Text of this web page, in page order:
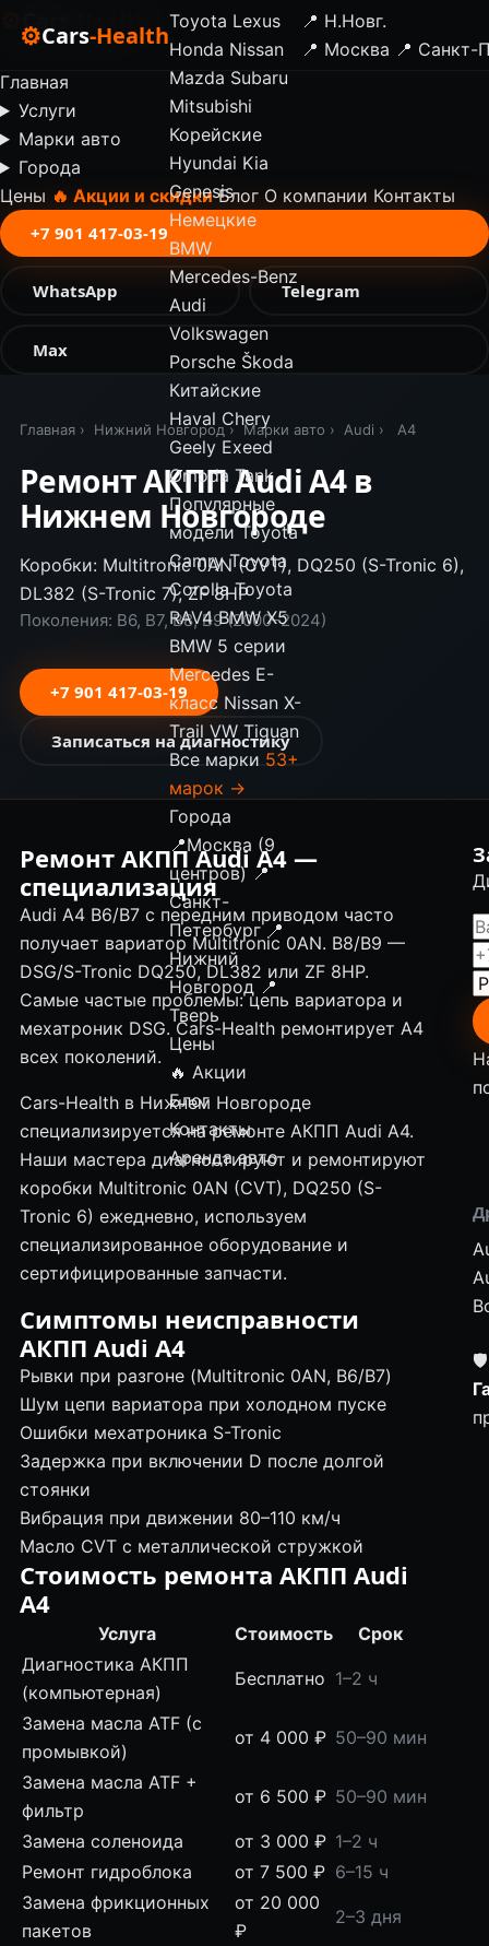
⚙Cars-HealthToyota Lexus
Honda Nissan
Mazda Subaru
Mitsubishi
Корейские
Hyundai Kia
Genesis
Немецкие
BMW
Mercedes-Benz
Audi
Volkswagen
Porsche Škoda
Китайские
Haval Chery
Geely Exeed
Omoda Tank
Популярные
модели Toyota
Camry Toyota
Corolla Toyota
RAV4 BMW X5
BMW 5 серии
Mercedes E-
класс Nissan X-
Trail VW Tiguan
Все марки 53+
марок →
Города
📍Москва (9
центров) 📍
Санкт-
Петербург 📍
Нижний
Новгород 📍
Тверь
Цены
🔥 Акции
Блог
Контакты
Аренда авто
📍 Н.Новг.
📍 Москва 📍 Санкт-
Cars -Health
Главная
Услуги
Марки авто
Города
Цены 🔥 Акции и скидки Блог О компании Контакты
+7 901 417-03-19
WhatsApp Telegram
Max
Главная › Нижний Новгород › Марки авто › Audi › A4
Ремонт АКПП Audi A4 в
Нижнем Новгороде
Коробки: Multitronic 0AN (CVT), DQ250 (S-Tronic 6),
DL382 (S-Tronic 7), ZF 8HP
Поколения: B6, B7, B8, B9 (2000–2024)
+7 901 417-03-19
Записаться на диагностику
Ремонт АКПП Audi A4 —
специализация
Audi A4 B6/B7 с передним приводом часто
получает вариатор Multitronic 0AN. B8/B9 —
DSG/S-Tronic DQ250, DL382 или ZF 8HP.
Самые частые проблемы: цепь вариатора и
мехатроник DSG. Cars-Health ремонтирует A4
всех поколений.
Cars-Health в Нижнем Новгороде
специализируется на ремонте АКПП Audi A4.
Наши мастера диагностируют и ремонтируют
коробки Multitronic 0AN (CVT), DQ250 (S-
Tronic 6) ежедневно, используем
специализированное оборудование и
сертифицированные запчасти.
Симптомы неисправности
АКПП Audi A4
Рывки при разгоне (Multitronic 0AN, B6/B7)
Шум цепи вариатора при холодном пуске
Ошибки мехатроника S-Tronic
Задержка при включении D после долгой
стоянки
Вибрация при движении 80–110 км/ч
Масло CVT с металлической стружкой
Стоимость ремонта АКПП Audi
A4
Услуга Стоимость
Срок
Диагностика АКПП
(компьютерная)
Бесплатно 1–2 ч
Замена масла ATF (с
промывкой)
от 4 000 ₽ 50–90 мин
Замена масла ATF +
фильтр
от 6 500 ₽ 50–90 мин
Замена соленоида от 3 000 ₽ 1–2 ч
Ремонт гидроблока
от 7 500 ₽ 6–15 ч
Замена фрикционных
пакетов
от 20 000
₽
2–3 дня
🛡